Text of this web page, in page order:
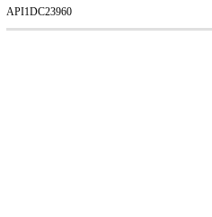
API1DC23960